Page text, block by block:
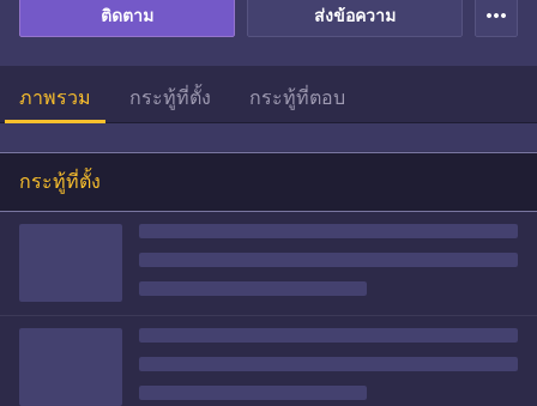
ส่งข้อความ
ติดตาม more_horiz
ภาพรวม กระทู้ที่ตั้ง กระทู้ที่ตอบ
กระทู้ที่ตั้ง